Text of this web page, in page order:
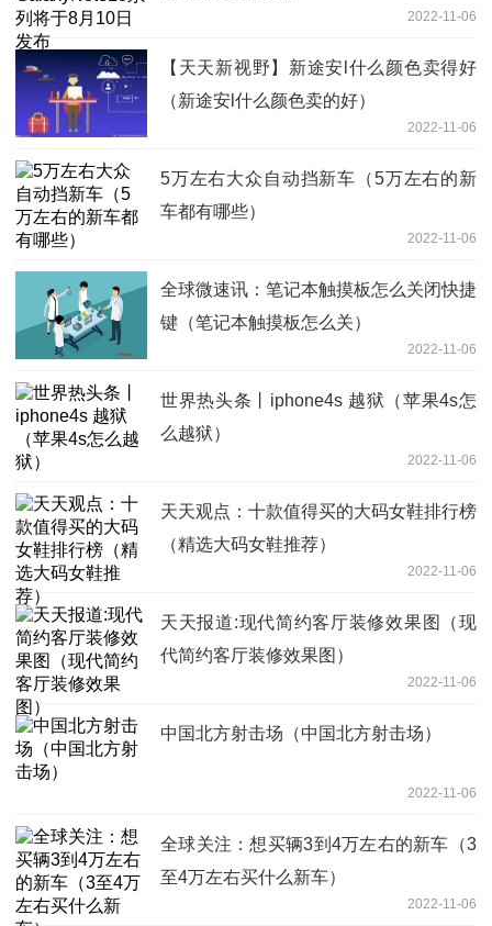
2022-11-06
【天天新视野】新途安l什么颜色卖得好
（新途安l什么颜色卖的好）
2022-11-06
5万左右大众自动挡新车（5万左右的新
车都有哪些）
2022-11-06
全球微速讯：笔记本触摸板怎么关闭快捷
键（笔记本触摸板怎么关）
2022-11-06
世界热头条丨iphone4s 越狱（苹果4s怎
么越狱）
2022-11-06
天天观点：十款值得买的大码女鞋排行榜
（精选大码女鞋推荐）
2022-11-06
天天报道:现代简约客厅装修效果图（现
代简约客厅装修效果图）
2022-11-06
中国北方射击场（中国北方射击场）
2022-11-06
全球关注：想买辆3到4万左右的新车（3
至4万左右买什么新车）
2022-11-06